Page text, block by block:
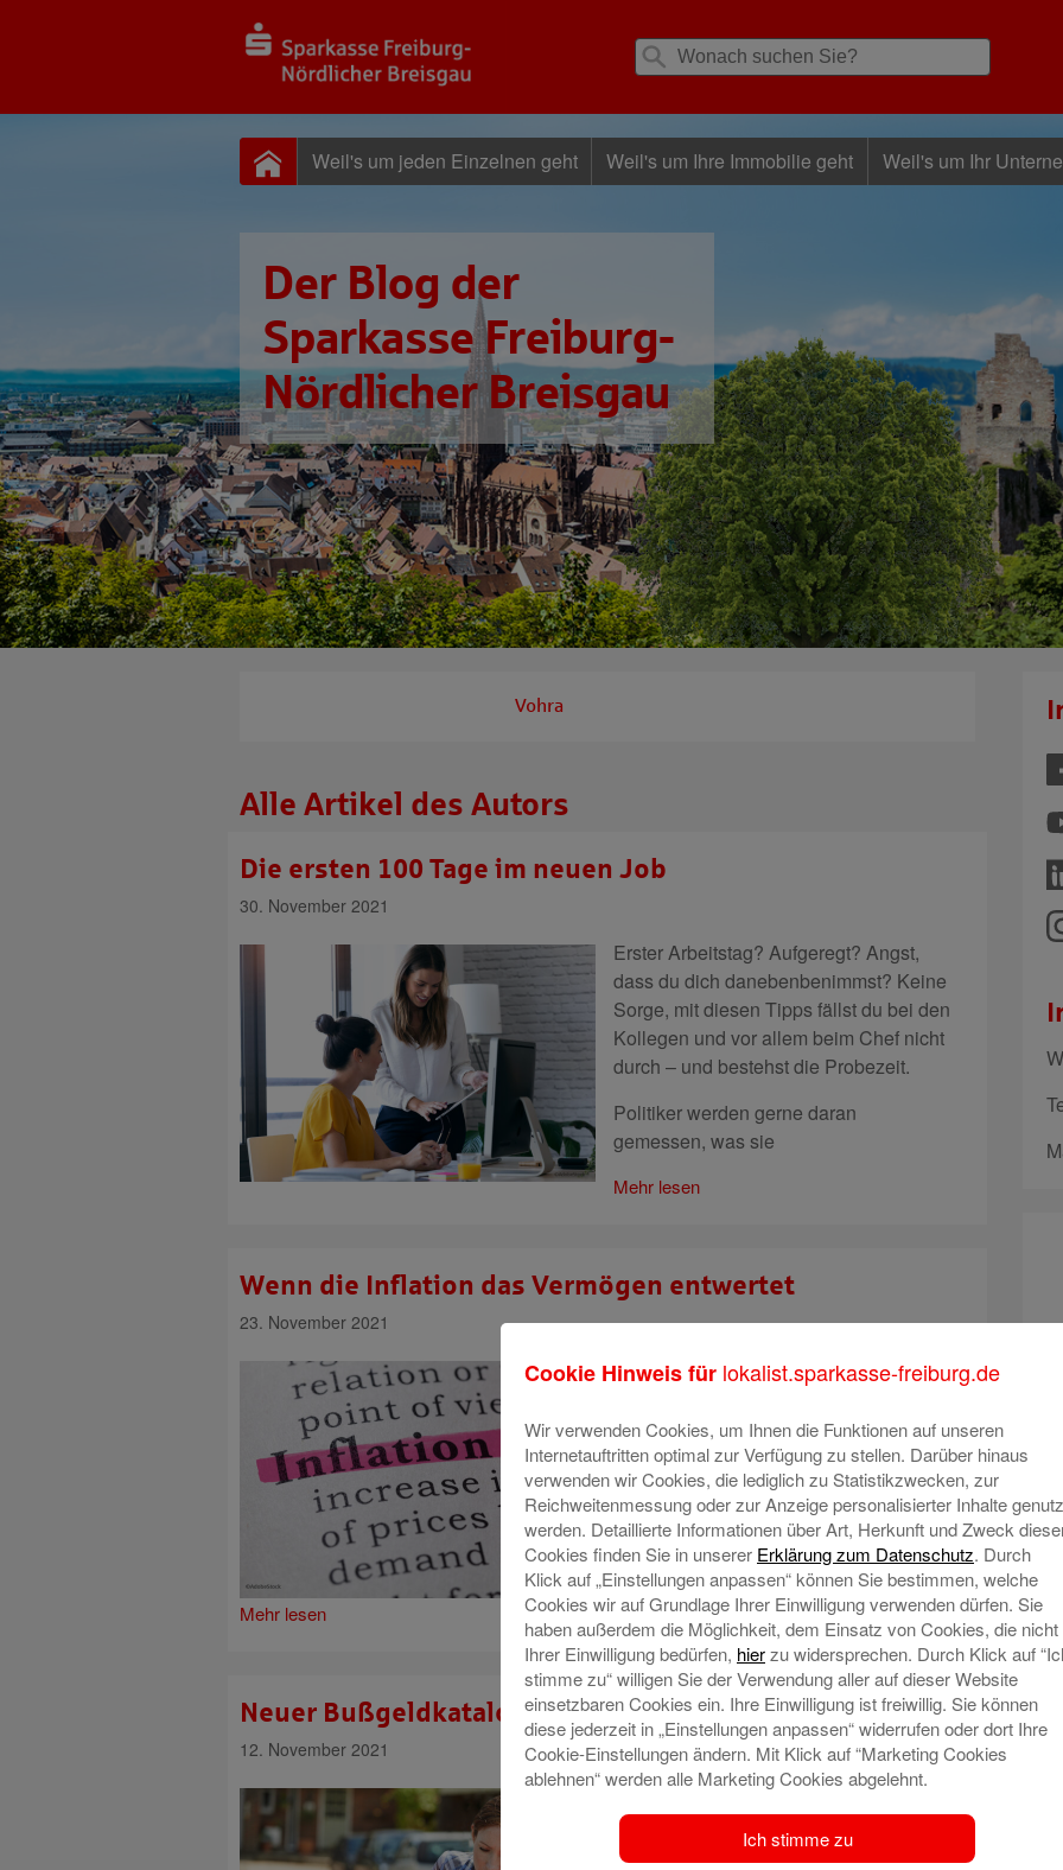
Weil's um jeden Einzelnen geht Weil's um Ihre Immobilie geht Weil's um Ihr
Der Blog der
Sparkasse Freiburg-
Nördlicher Breisgau
Vohra
Alle Artikel des Autors
Die ersten 100 Tage im neuen Job
30. November 2021
Erster Arbeitstag? Aufgeregt? Angst,
dass du dich danebenbenimmst? Keine
Sorge, mit diesen Tipps fällst du bei den
Kollegen und vor allem beim Chef nicht
durch – und bestehst die Probezeit.
Politiker werden gerne daran
gemessen, was sie
Mehr lesen
Wenn die Inflation das Vermögen entwertet
23. November 2021
Derzeit ist die Inflation in aller Munde.
Verbraucherpreise nach oben an. In den
vergangenen Monaten ist die
Inflationsrate hierzulande stetig
gestiegen. Wir erklären, wie Inflation
entsteht und wie sie berechnet wird.
„Inflation“ kommt
Mehr lesen
Neuer Bußgeldkatalog – was ändert sich?
12. November 2021
Am 9. November 2021 tritt der neue
Bußgeldkatalog für Regelverstöße im
Straßenverkehr in Kraft. Deutlich höhere
Cookie Hinweis für lokalist.sparkasse-freiburg.de
Wir verwenden Cookies, um Ihnen die Funktionen auf unseren
Internetauftritten optimal zur Verfügung zu stellen. Darüber hinaus
verwenden wir Cookies, die lediglich zu Statistikzwecken, zur
Reichweitenmessung oder zur Anzeige personalisierter Inhalte
werden. Detaillierte Informationen über Art, Herkunft und Zweck
Cookies finden Sie in unserer Erklärung zum Datenschutz. Durch
Klick auf „Einstellungen anpassen“ können Sie bestimmen, welche
Cookies wir auf Grundlage Ihrer Einwilligung verwenden dürfen. Sie
haben außerdem die Möglichkeit, dem Einsatz von Cookies, die nicht
Ihrer Einwilligung bedürfen, hierzu widersprechen. Durch Klick auf
stimme zu“ willigen Sie der Verwendung aller auf dieser Website
einsetzbaren Cookies ein. Ihre Einwilligung ist freiwillig. Sie können
diese jederzeit in „Einstellungen anpassen“ widerrufen oder dort Ihre
Cookie-Einstellungen ändern. Mit Klick auf “Marketing Cookies
ablehnen“ werden alle Marketing Cookies abgelehnt.
Ich stimme zu